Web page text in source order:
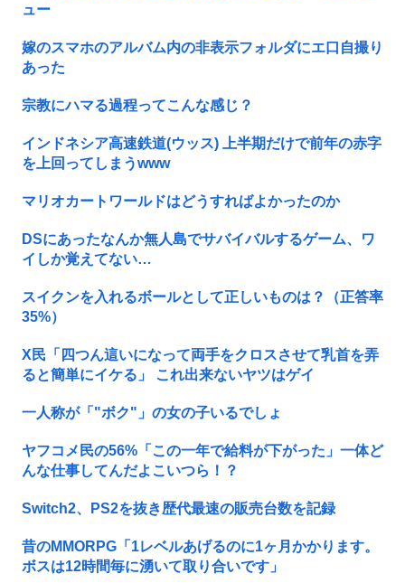
ュー
嫁のスマホのアルバム内の非表示フォルダにエ口自撮り
あった
宗教にハマる過程ってこんな感じ？
インドネシア高速鉄道(ウッス) 上半期だけで前年の赤字
を上回ってしまうwww
マリオカートワールドはどうすればよかったのか
DSにあったなんか無人島でサバイバルするゲーム、ワ
イしか覚えてない…
スイクンを入れるボールとして正しいものは？（正答率
35%）
X民「四つん這いになって両手をクロスさせて乳首を弄
ると簡単にイケる」 これ出来ないヤツはゲイ
一人称が「"ボク"」の女の子いるでしょ
ヤフコメ民の56%「この一年で給料が下がった」一体ど
んな仕事してんだよこいつら！？
Switch2、PS2を抜き歴代最速の販売台数を記録
昔のMMORPG「1レベルあげるのに1ヶ月かかります。
ボスは12時間毎に湧いて取り合いです」